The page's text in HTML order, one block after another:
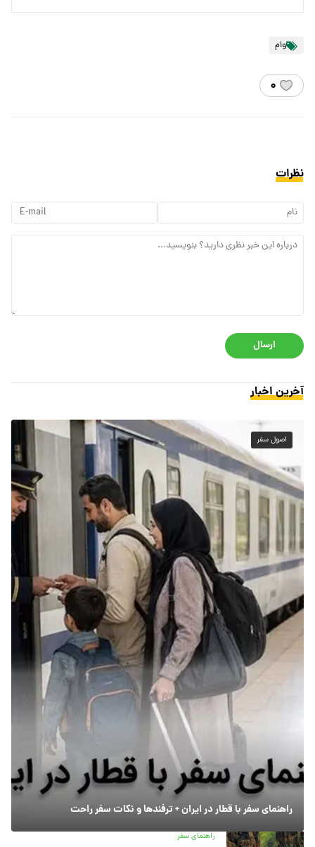
وام
۰
نظرات
ارسال
آخرین اخبار
اصول سفر
راهنمای سفر با قطار در ایران + ترفندها و نکات سفر راحت
راهنمای سفر